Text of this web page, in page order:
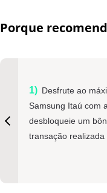
Porque
Desfrute ao
Samsung Itaú com
desbloqueie um
transação realizada